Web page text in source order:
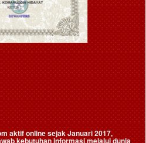
aktif online sejak Januari 2017,
kebutuhan informasi melalui dunia